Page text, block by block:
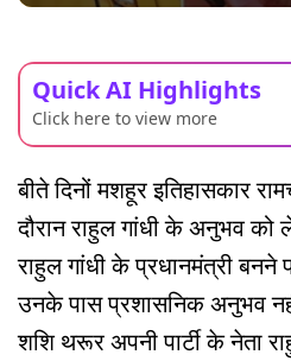
Quick AI Highlights
Click here to view more
बीते दिनों मशहूर इतिहासकार
दौरान राहुल गांधी के अनुभव
राहुल गांधी के प्रधानमंत्री
उनके पास प्रशासनिक अनुभव
शशि थरूर अपनी पार्टी के नेता